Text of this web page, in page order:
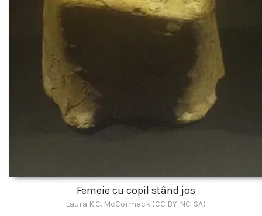
Femeie cu copil stând jos
Laura K.C. McCormack (CC BY-NC-SA)